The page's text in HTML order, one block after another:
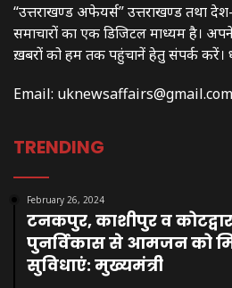
“उत्तराखण्ड अफेयर्स” उत्तराखण्ड तथा
समाचारों का एक डिजिटल माध्यम है।
ख़बरों को हम तक पहुंचानें हेतु संपर्क करें।
Email: uknewsaffairs@gmail.com
TRENDING
February 26, 2024
टनकपुर, काशीपुर व
पुनर्विकास से आमजन को
सुविधाएं: मुख्यमंत्री